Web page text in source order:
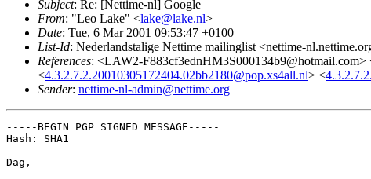
Subject: Re: [Nettime-nl] Google
From: "Leo Lake" <lake@lake.nl>
Date: Tue, 6 Mar 2001 09:53:47 +0100
List-Id: Nederlandstalige Nettime mailinglist <nettime-
References: <LAW2-F883cf3ednHM3S000134b9@hotmail.com>
<4.3.2.7.2.20010305172404.02bb2180@pop.xs4all.nl> <
Sender: nettime-nl-admin@nettime.org
-----BEGIN PGP SIGNED MESSAGE-----
Hash: SHA1
Dag,